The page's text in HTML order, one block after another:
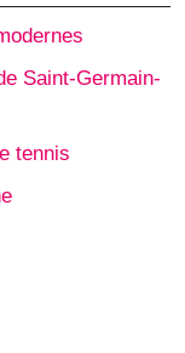
Saint-Germain-
tennis